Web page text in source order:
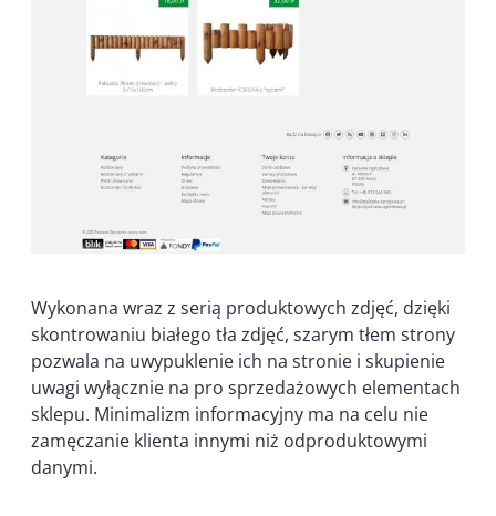
Wykonana wraz z serią produktowych zdjęć, dzięki
skontrowaniu białego tła zdjęć, szarym tłem strony
pozwala na uwypuklenie ich na stronie i skupienie
uwagi wyłącznie na pro sprzedażowych elementach
sklepu. Minimalizm informacyjny ma na celu nie
zamęczanie klienta innymi niż odproduktowymi
danymi.